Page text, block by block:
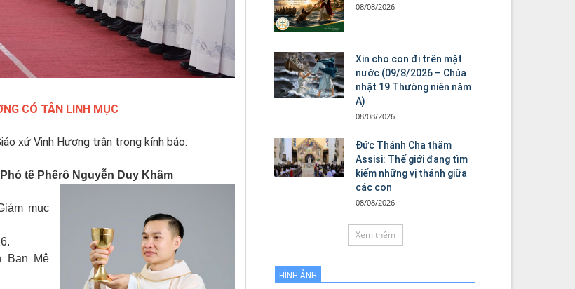
CÓ TÂN LINH MỤC
xứ Vinh Hương trân trọng kính báo:
tế Phêrô Nguyễn Duy Khâm
mục
Ban Mê
08/08/2026
Xin cho con đi trên mặt
nước (09/8/2026 – Chúa
nhật 19 Thường niên năm
A)
08/08/2026
Đức Thánh Cha thăm
Assisi: Thế giới đang tìm
kiếm những vị thánh giữa
các con
08/08/2026
Xem thêm
HÌNH ẢNH